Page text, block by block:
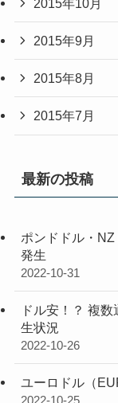
2015年10月
2015年9月
2015年8月
2015年7月
最新の投稿
ポンドドル・
発生
2022-10-31
ドル安！？ 複
生状況
2022-10-26
ユーロドル（